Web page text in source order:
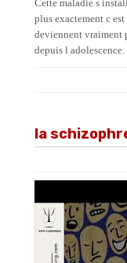
Cette maladie s
plus exactement c
deviennent vraiment
depuis l
la